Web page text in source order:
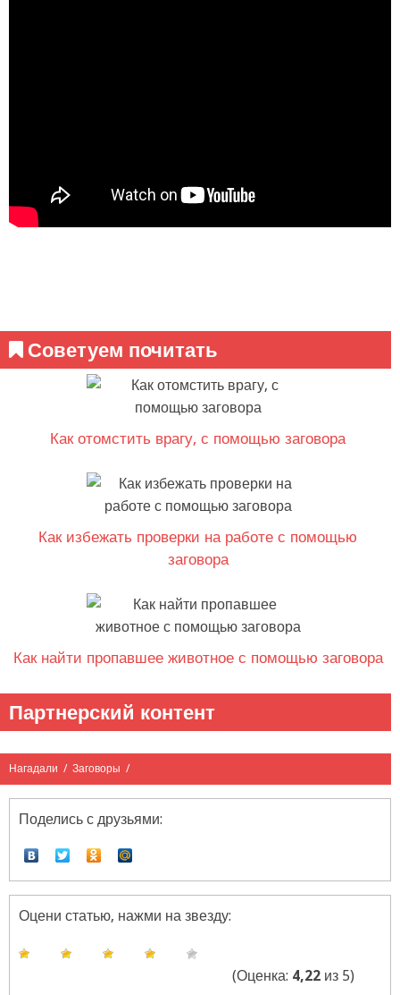
Советуем почитать
Как отомстить врагу, с помощью заговора
Как избежать проверки на работе с помощью
заговора
Как найти пропавшее животное с помощью заговора
Партнерский контент
Нагадали / Заговоры /
Поделись с друзьями:
Оцени статью, нажми на звезду:
(Оценка: 4,22 из 5)